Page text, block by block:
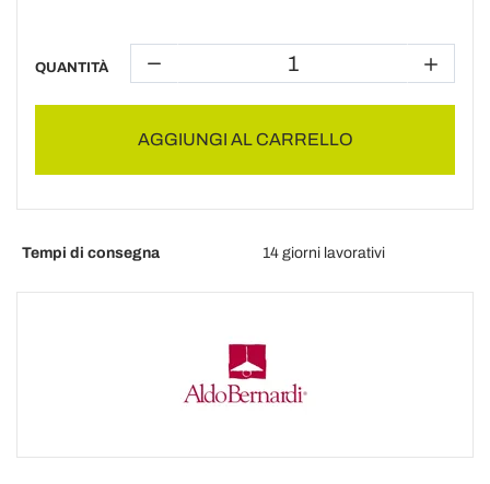
QUANTITÀ
AGGIUNGI AL CARRELLO
Tempi di consegna 14 giorni lavorativi